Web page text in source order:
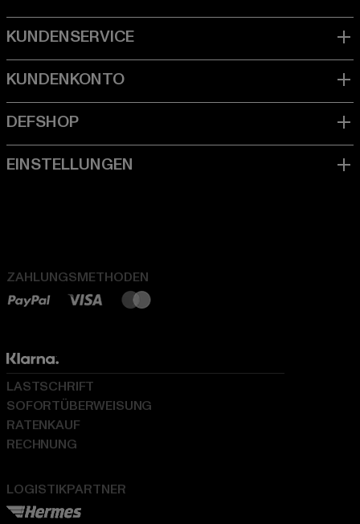
ZAHLUNGSMETHODEN
LOGISTIKPARTNER
LASTSCHRIFT
SOFORTÜBERWEISUNG
RATENKAUF
RECHNUNG